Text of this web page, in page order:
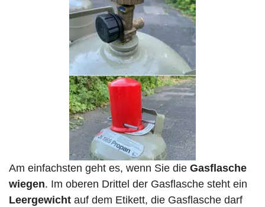
Am einfachsten geht es, wenn Sie die Gasflasche
wiegen. Im oberen Drittel der Gasflasche steht ein
Leergewicht auf dem Etikett, die Gasflasche darf